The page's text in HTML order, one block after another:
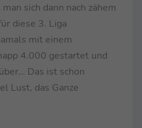
sich dann nach zähem
diese 3. Liga
mit einem
4.000 gestartet und
Das ist schon
Lust, das Ganze